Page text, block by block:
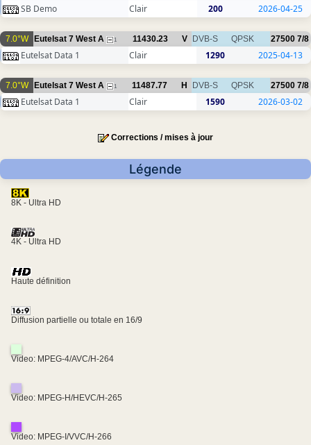
SB Demo
Clair 200 2026-04-25
7.0°W Eutelsat 7 West A 1 11430.23 V DVB-S QPSK 27500 7/8
Eutelsat Data 1 Clair 1290 2025-04-13
7.0°W Eutelsat 7 West A 1 11487.77 H DVB-S QPSK 27500 7/8
Eutelsat Data 1 Clair 1590 2026-03-02
Corrections / mises à jour
Légende
8K - Ultra HD
4K - Ultra HD
Haute définition
Diffusion partielle ou totale en 16/9
Video: MPEG-4/AVC/H-264
Video: MPEG-H/HEVC/H-265
Video: MPEG-I/VVC/H-266